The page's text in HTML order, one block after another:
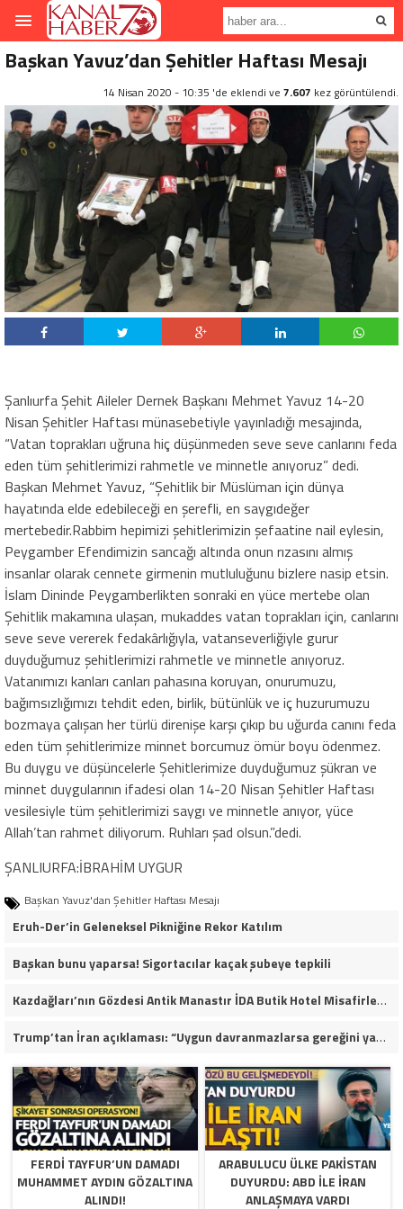
Başkan Yavuz’dan Şehitler Haftası Mesajı
14 Nisan 2020 - 10:35 'de eklendi ve 7.607 kez görüntülendi.
Şanlıurfa Şehit Aileler Dernek Başkanı Mehmet Yavuz 14-20
Nisan Şehitler Haftası münasebetiyle yayınladığı mesajında,
“Vatan toprakları uğruna hiç düşünmeden seve seve canlarını feda
eden tüm şehitlerimizi rahmetle ve minnetle anıyoruz” dedi.
Başkan Mehmet Yavuz, “Şehitlik bir Müslüman için dünya
hayatında elde edebileceği en şerefli, en saygıdeğer
mertebedir.Rabbim hepimizi şehitlerimizin şefaatine nail eylesin,
Peygamber Efendimizin sancağı altında onun rızasını almış
insanlar olarak cennete girmenin mutluluğunu bizlere nasip etsin.
İslam Dininde Peygamberlikten sonraki en yüce mertebe olan
Şehitlik makamına ulaşan, mukaddes vatan toprakları için, canlarını
seve seve vererek fedakârlığıyla, vatanseverliğiyle gurur
duyduğumuz şehitlerimizi rahmetle ve minnetle anıyoruz.
Vatanımızı kanları canları pahasına koruyan, onurumuzu,
bağımsızlığımızı tehdit eden, birlik, bütünlük ve iç huzurumuzu
bozmaya çalışan her türlü direnişe karşı çıkıp bu uğurda canını feda
eden tüm şehitlerimize minnet borcumuz ömür boyu ödenmez.
Bu duygu ve düşüncelerle Şehitlerimize duyduğumuz şükran ve
minnet duygularının ifadesi olan 14-20 Nisan Şehitler Haftası
vesilesiyle tüm şehitlerimizi saygı ve minnetle anıyor, yüce
Allah’tan rahmet diliyorum. Ruhları şad olsun.”dedi.
ŞANLIURFA:İBRAHİM UYGUR
Başkan Yavuz'dan Şehitler Haftası Mesajı
Eruh-Der’in Geleneksel Pikniğine Rekor Katılım
Başkan bunu yaparsa! Sigortacılar kaçak şubeye tepkili
Kazdağları’nın Gözdesi Antik Manastır İDA Butik Hotel Misafirlerinden Tam Not Alıyor
Trump’tan İran açıklaması: “Uygun davranmazlarsa gereğini yaparım”
FERDI TAYFUR’UN DAMADI
MUHAMMET AYDIN GÖZALTINA
ALINDI!
ARABULUCU ÜLKE PAKISTAN
DUYURDU: ABD ILE İRAN
ANLAŞMAYA VARDI